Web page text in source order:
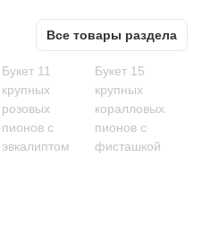
Все товары раздела
Букет 11
крупных
розовых
пионов с
эвкалиптом
Букет 15
крупных
коралловых
пионов с
фисташкой